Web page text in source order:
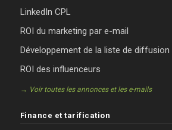
LinkedIn CPL
ROI du marketing par e-mail
Développement de la liste de diffusion
ROI des influenceurs
→ Voir toutes les annonces et les e-mails
Finance et tarification